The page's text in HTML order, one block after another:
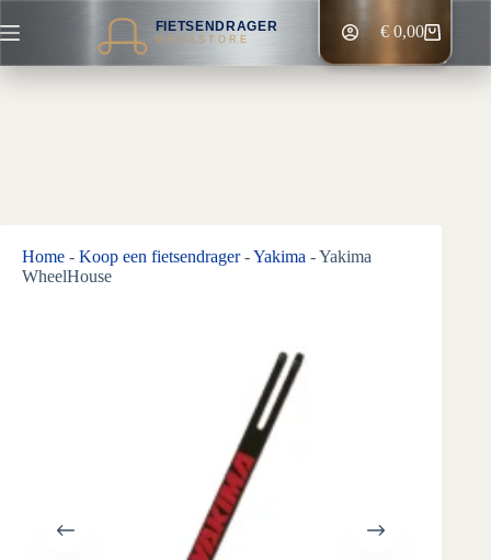
naar
inhoud
FIETSENDRAGER
MEGASTORE Winkelwagen
€0,00
Home - Koop een fietsendrager-Yakima -Yakima
WheelHouse